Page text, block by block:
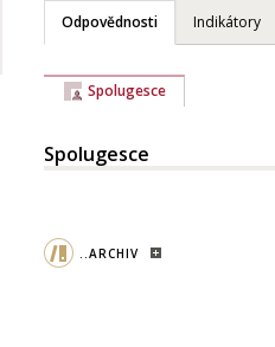
Odpovědnosti Indikátory
Spolugesce
Spolugesce
..ARCHIV